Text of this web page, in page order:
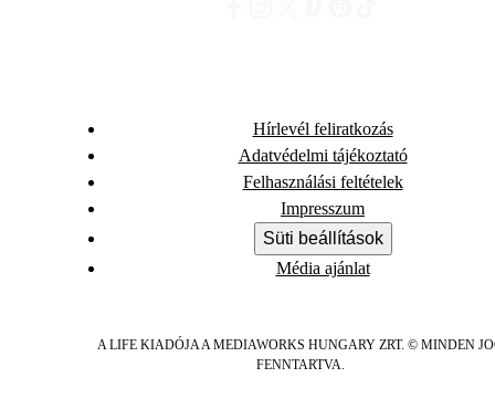
Hírlevél feliratkozás
Adatvédelmi tájékoztató
Felhasználási feltételek
Impresszum
Süti beállítások
Média ajánlat
A LIFE KIADÓJA A MEDIAWORKS HUNGARY ZRT. © MINDEN
FENNTARTVA.